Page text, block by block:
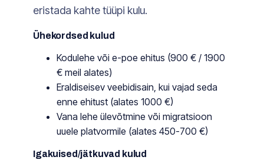
eristada kahte tüüpi kulu.
Ühekordsed kulud
Kodulehe või e-poe ehitus (900 € / 1900
€ meil alates)
Eraldiseisev veebidisain, kui vajad seda
enne ehitust (alates 1000 €)
Vana lehe ülevõtmine või migratsioon
uuele platvormile (alates 450-700 €)
Igakuised/jätkuvad kulud